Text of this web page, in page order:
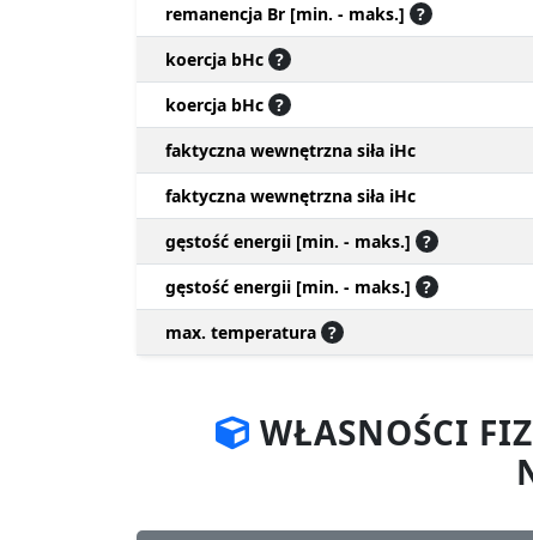
remanencja Br [min. - maks.] ?
koercja bHc ?
koercja bHc ?
faktyczna wewnętrzna siła iHc
faktyczna wewnętrzna siła iHc
gęstość energii [min. - maks.] ?
gęstość energii [min. - maks.] ?
max. temperatura ?
WŁASNOŚCI